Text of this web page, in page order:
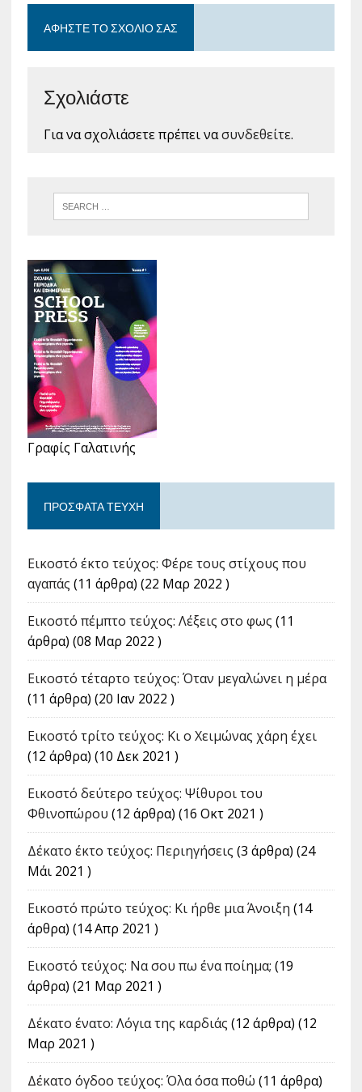
ΑΦΉΣΤΕ ΤΟ ΣΧΌΛΙΟ ΣΑΣ
Σχολιάστε
Για να σχολιάσετε πρέπει νασυνδεθείτε.
Γραφίς Γαλατινής
ΠΡΌΣΦΑΤΑ ΤΕΎΧΗ
Εικοστό έκτο τεύχος: Φέρε τους στίχους που
αγαπάς (11 άρθρα) (22 Μαρ 2022 )
Εικοστό πέμπτο τεύχος: Λέξεις στο φως (11
άρθρα) (08 Μαρ 2022 )
Εικοστό τέταρτο τεύχος: Όταν μεγαλώνει η μέρα
(11 άρθρα) (20 Ιαν 2022 )
Εικοστό τρίτο τεύχος: Κι ο Χειμώνας χάρη έχει
(12 άρθρα) (10 Δεκ 2021 )
Εικοστό δεύτερο τεύχος: Ψίθυροι του
Φθινοπώρου (12 άρθρα) (16 Οκτ 2021 )
Δέκατο έκτο τεύχος: Περιηγήσεις (3 άρθρα) (24
Μάι 2021 )
Εικοστό πρώτο τεύχος: Κι ήρθε μια Άνοιξη (14
άρθρα) (14 Απρ 2021 )
Εικοστό τεύχος: Να σου πω ένα ποίημα; (19
άρθρα) (21 Μαρ 2021 )
Δέκατο ένατο: Λόγια της καρδιάς (12 άρθρα) (12
Μαρ 2021 )
Δέκατο όγδοο τεύχος: Όλα όσα ποθώ (11 άρθρα)